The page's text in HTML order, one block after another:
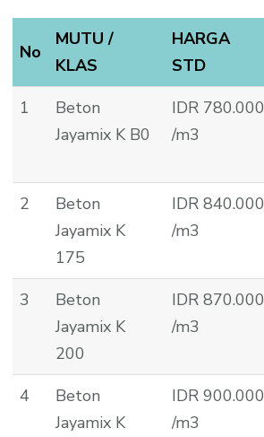
No
MUTU /
KLAS
HARGA
STD
1
Beton
Jayamix K B0
IDR 780.000
/m3
2
Beton
Jayamix K
175
IDR 840.000
/m3
3
Beton
Jayamix K
200
IDR 870.000
/m3
4
Beton
Jayamix K
IDR 900.000
/m3